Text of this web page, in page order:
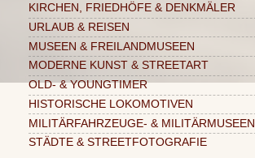
KIRCHEN, FRIEDHÖFE & DENKMÄLER
URLAUB & REISEN
MUSEEN & FREILANDMUSEEN
MODERNE KUNST & STREETART
OLD- & YOUNGTIMER
HISTORISCHE LOKOMOTIVEN
MILITÄRFAHRZEUGE- & MILITÄRMUSEEN
STÄDTE & STREETFOTOGRAFIE